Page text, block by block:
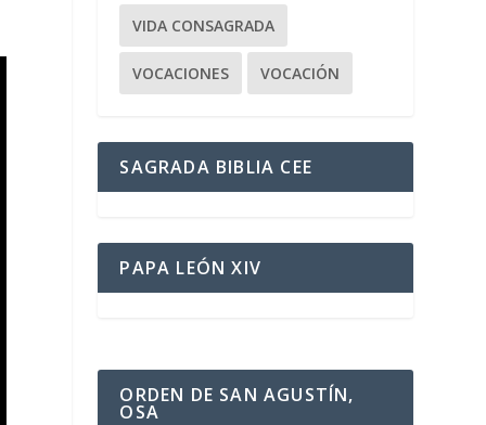
VIDA CONSAGRADA
VOCACIONES VOCACIÓN
SAGRADA BIBLIA CEE
PAPA LEÓN XIV
ORDEN DE SAN AGUSTÍN,
OSA